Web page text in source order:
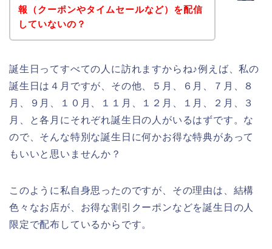
報（クーポンやタイムセールなど）を配信
していないの？
誕生日ってすべての人に訪れますからね♪例えば、私の
誕生日は４月ですが、その他、５月、６月、７月、８
月、９月、１０月、１１月、１２月、１月、２月、３
月、と各月にそれぞれ誕生日の人がいるはずです。な
ので、そんな特別な誕生日に何かお得な特典があって
もいいと思いませんか？
このように私自身思ったのですが、その理由は、結構
色々なお店が、お得な割引クーポンなどを誕生日の人
限定で配布しているからです。